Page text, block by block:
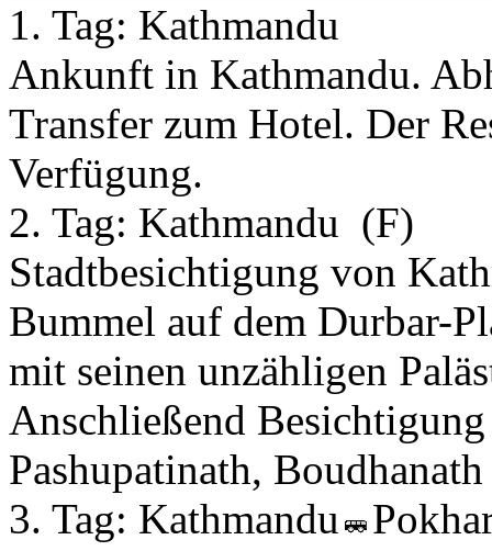
1. Tag: Kathmandu
Ankunft in Kathmandu.
Transfer zum Hotel. Der
Verfügung.
2. Tag: Kathmandu (F)
Stadtbesichtigung von
Bummel auf dem Durbar-
mit seinen unzähligen
Anschließend
Pashupatinath,
3. Tag: Kathmandu